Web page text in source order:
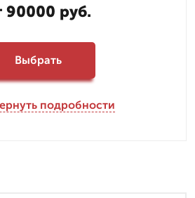
90000 руб.
Выбрать
подробности